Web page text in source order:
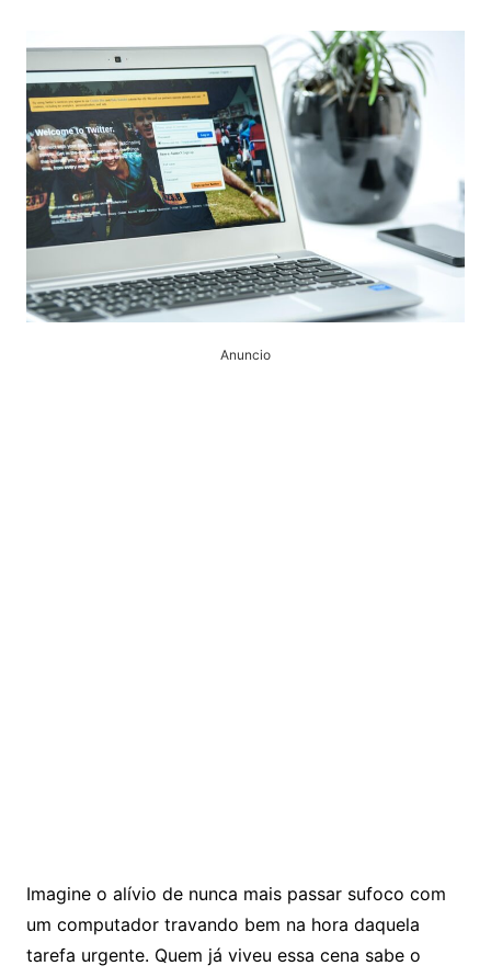
Anuncio
Imagine o alívio de nunca mais passar sufoco com
um computador travando bem na hora daquela
tarefa urgente. Quem já viveu essa cena sabe o